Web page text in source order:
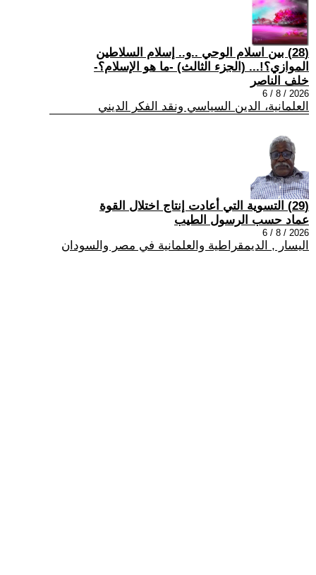
(28) بين اسلام الوحي ..و.. إسلام السلاطين
الموازي؟!... (الجزء الثالث) -ما هو الإسلام؟-
خلف الناصر
2026 / 8 / 6
العلمانية، الدين السياسي ونقد الفكر الديني
(29) التسوية التي أعادت إنتاج اختلال القوة
عماد حسب الرسول الطيب
2026 / 8 / 6
اليسار , الديمقراطية والعلمانية في مصر والسودان